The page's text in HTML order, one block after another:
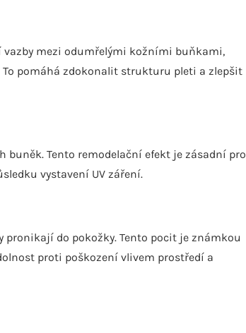
mezi odumřelými kožními buňkami,
pomáhá zdokonalit strukturu pleti a zlepšit
buněk. Tento remodelační efekt je zásadní pro
vystavení UV záření.
do pokožky. Tento pocit je známkou
proti poškození vlivem prostředí a